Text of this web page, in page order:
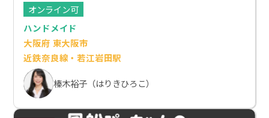
オンライン可
ハンドメイド
大阪府 東大阪市
近鉄奈良線・若江岩田駅
榛木裕子（はりきひろこ）